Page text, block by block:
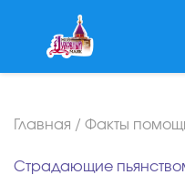
Главная / Факты
Страдающие